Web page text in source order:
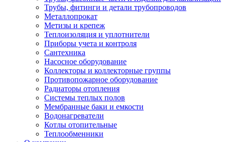
Трубы, фитинги и детали трубопроводов
Металлопрокат
Метизы и крепеж
Теплоизоляция и уплотнители
Приборы учета и контроля
Сантехника
Насосное оборудование
Коллекторы и коллекторные группы
Противопожарное оборудование
Радиаторы отопления
Системы теплых полов
Мембранные баки и емкости
Водонагреватели
Котлы отопительные
Теплообменники